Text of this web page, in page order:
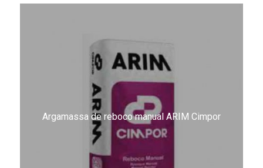
Argamassa de reboco manual ARIM Cimpor